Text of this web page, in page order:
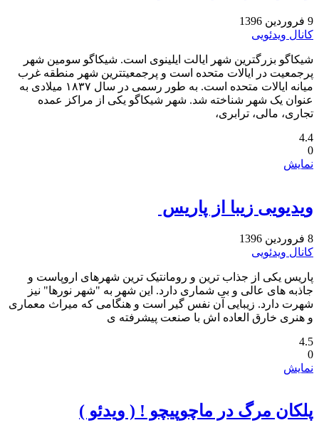
9 فروردین 1396
کانال ویدئویی
شیکاگو بزرگترین شهر ایالت ایلینوی است. شیکاگو سومین شهر
پرجمعیت در ایالات متحده است و پرجمعیتترین شهر منطقه غرب
میانه ایالات متحده است. به طور رسمی در سال ۱۸۳۷ میلادی به
عنوان یک شهر شناخته شد. شهر شیکاگو یکی از مراکز عمده
تجاری، مالی، ترابری،
4.4
0
نمایش
ویدیویی زیبا از پاریس ‏
8 فروردین 1396
کانال ویدئویی
پاریس یکی از جذاب ترین و رومانتیک ترین شهرهای اروپاست و
جاذبه های عالی و بی شماری دارد. این شهر به "شهر نورها" نیز
شهرت دارد. زیبایی آن نفس گیر است و هنگامی که میراث معماری
و هنری خارق العاده اش با صنعت پیشرفته ی
4.5
0
نمایش
پلکان مرگ در ماچوپیچو ! ( ویدئو )